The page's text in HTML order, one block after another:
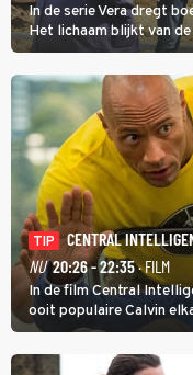
In de serie Vera dregt
Het lichaam blijkt van
homoseksuele
en verliet het kamp met
TIP
CENTRAL
NU 20:26 - 22:35· FILM
In de film Central
ooit populaire Calvin
inmiddels
goed kan gebruiken.